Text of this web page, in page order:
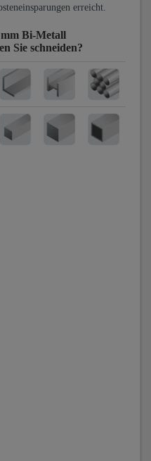
erreicht.
Bi-Metall
Sie schneiden?